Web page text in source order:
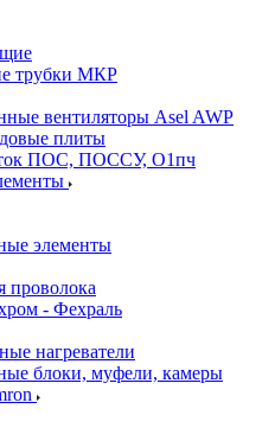
трубки МКР
вентиляторы Asel AWP
плиты
ПОС, ПОССУ, О1пч
элементы
проволока
- Фехраль
нагреватели
блоки, муфели, камеры